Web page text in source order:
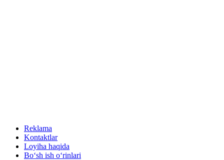
Reklama
Kontaktlar
Loyiha haqida
Bo‘sh ish o‘rinlari